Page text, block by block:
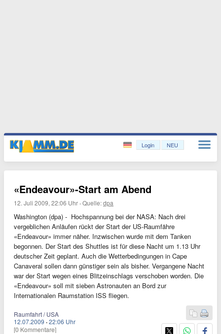
Login NEU
«Endeavour»-Start am Abend
12. Juli 2009, 22:06 Uhr ·Quelle:dpa
Washington (dpa) - Hochspannung bei der NASA: Nach drei
vergeblichen Anläufen rückt der Start der US-Raumfähre
«Endeavour» immer näher. Inzwischen wurde mit dem Tanken
begonnen. Der Start des Shuttles ist für diese Nacht um 1.13 Uhr
deutscher Zeit geplant. Auch die Wetterbedingungen in Cape
Canaveral sollen dann günstiger sein als bisher. Vergangene Nacht
war der Start wegen eines Blitzeinschlags verschoben worden. Die
«Endeavour» soll mit sieben Astronauten an Bord zur
Internationalen Raumstation ISS fliegen.
Raumfahrt / USA
12.07.2009 ·22:06 Uhr
[0 Kommentare]